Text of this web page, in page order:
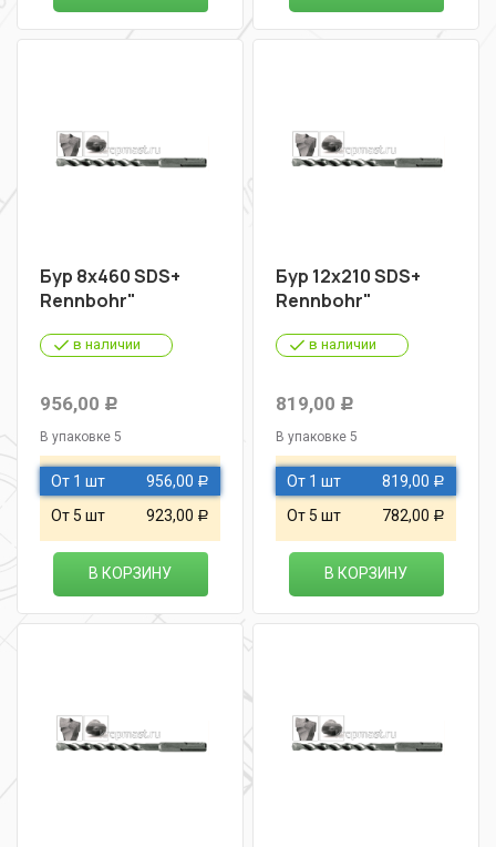
Бур 8х460 SDS+
Rennbohr"
в наличии
956,00 Р
В упаковке 5
От 1 шт 956,00 Р
От 5 шт 923,00 Р
В КОРЗИНУ
Бур 12х210 SDS+
Rennbohr"
в наличии
819,00 Р
В упаковке 5
От 1 шт 819,00 Р
От 5 шт 782,00 Р
В КОРЗИНУ